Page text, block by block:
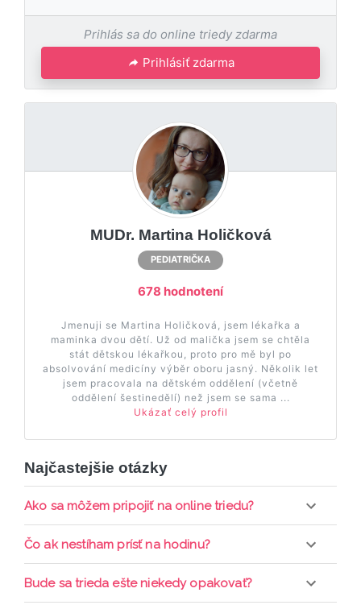
Prihlás sa do online triedy zdarma
Prihlásiť zdarma
MUDr. Martina Holičková
PEDIATRIČKA
678 hodnotení
Jmenuji se Martina Holičková, jsem lékařka a
maminka dvou dětí. Už od malička jsem se chtěla
stát dětskou lékařkou, proto pro mě byl po
absolvování medicíny výběr oboru jasný. Několik let
jsem pracovala na dětském oddělení (včetně
oddělení šestinedělí) než jsem se sama ...
Ukázať celý profil
Najčastejšie otázky
Ako sa môžem pripojiť na online triedu?
Pripojenie do online triedy prebieha priamo cez
prihlásiť do triedy.
Čo ak nestíham prísť na hodinu?
Každá trieda sa nahráva a je k dispozícií po dobu 7
Bude sa trieda ešte niekedy opakovať?